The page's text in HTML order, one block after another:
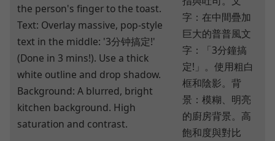
the person's finger to the toast.
Text: Overlay massive, pop-style
text in the middle: '3分钟搞定!'
(Done in 3 mins!). Use a thick
white outline and drop shadow.
Background: A blurred, bright
kitchen background. High
saturation and contrast.
字：在中間疊加
巨大的普普風文
字：「3分鐘搞
定!」。使用粗白
框和陰影。背
景：模糊、明亮
的廚房背景。高
飽和度與對比